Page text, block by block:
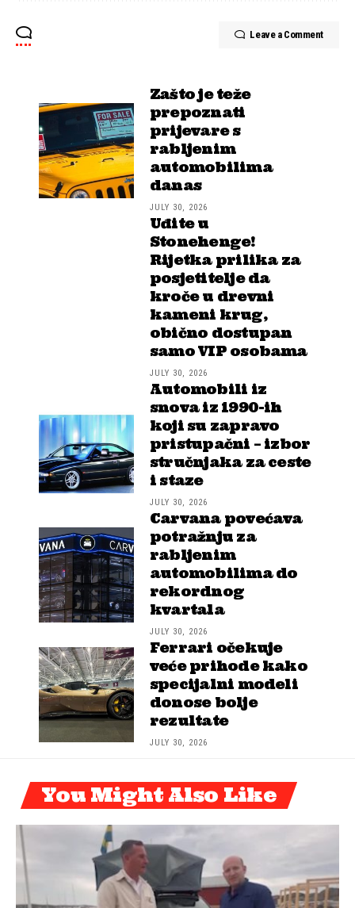
Leave a Comment
Zašto je teže
prepoznati
prijevare s
rabljenim
automobilima
danas
JULY 30, 2026
Uđite u
Stonehenge!
Rijetka prilika za
posjetitelje da
kroče u drevni
kameni krug,
obično dostupan
samo VIP osobama
JULY 30, 2026
Automobili iz
snova iz 1990-ih
koji su zapravo
pristupačni – izbor
stručnjaka za ceste
i staze
JULY 30, 2026
Carvana povećava
potražnju za
rabljenim
automobilima do
rekordnog
kvartala
JULY 30, 2026
Ferrari očekuje
veće prihode kako
specijalni modeli
donose bolje
rezultate
JULY 30, 2026
You Might Also Like